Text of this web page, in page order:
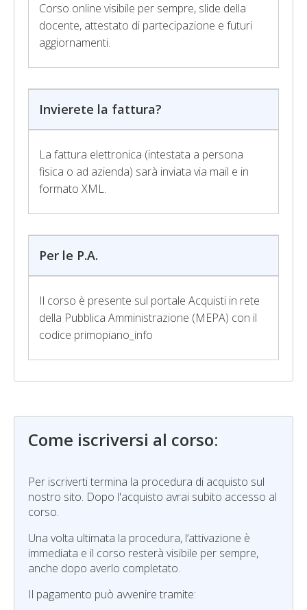
Corso online visibile per sempre, slide della
docente, attestato di partecipazione e futuri
aggiornamenti.
Invierete la fattura?
La fattura elettronica (intestata a persona
fisica o ad azienda) sarà inviata via mail e in
formato XML.
Per le P.A.
Il corso è presente sul portale Acquisti in rete
della Pubblica Amministrazione (MEPA) con il
codice primopiano_info
Come iscriversi al corso:
Per iscriverti termina la procedura di acquisto sul
nostro sito. Dopo l'acquisto avrai subito accesso al
corso.
Una volta ultimata la procedura, l’attivazione è
immediata e il corso resterà visibile per sempre,
anche dopo averlo completato.
Il pagamento può avvenire tramite: